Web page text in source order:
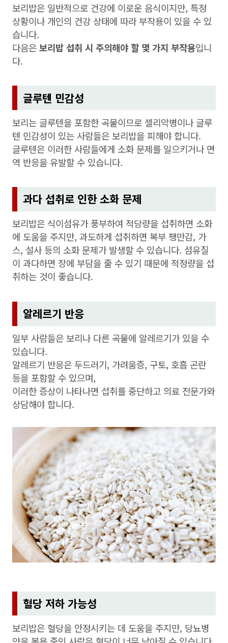
보리밥은 일반적으로 건강에 이로운 음식이지만, 특정
상황이나 개인의 건강 상태에 따라 부작용이 있을 수 있
습니다.
다음은보리밥 섭취 시 주의해야 할 몇 가지 부작용입니
다.
글루텐 민감성
보리는 글루텐을 포함한 곡물이므로 셀리악병이나 글루
텐 민감성이 있는 사람들은 보리밥을 피해야 합니다.
글루텐은 이러한 사람들에게 소화 문제를 일으키거나 면
역 반응을 유발할 수 있습니다.
과다 섭취로 인한 소화 문제
보리밥은 식이섬유가 풍부하여 적당량을 섭취하면 소화
에 도움을 주지만, 과도하게 섭취하면 복부 팽만감, 가
스, 설사 등의 소화 문제가 발생할 수 있습니다. 섬유질
이 과다하면 장에 부담을 줄 수 있기 때문에 적정량을 섭
취하는 것이 좋습니다.
알레르기 반응
일부 사람들은 보리나 다른 곡물에 알레르기가 있을 수
있습니다.
알레르기 반응은 두드러기, 가려움증, 구토, 호흡 곤란
등을 포함할 수 있으며,
이러한 증상이 나타나면 섭취를 중단하고 의료 전문가와
상담해야 합니다.
혈당 저하 가능성
보리밥은 혈당을 안정시키는 데 도움을 주지만, 당뇨병